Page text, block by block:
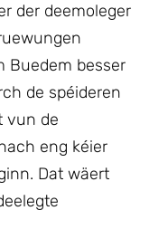
der deemoleger
Buedem besser
de spéideren
vun de
eng kéier
Dat wäert